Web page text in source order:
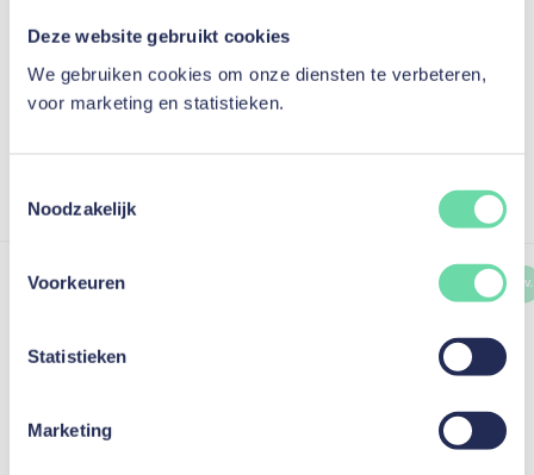
Deze website gebruikt cookies
We gebruiken cookies om onze diensten te verbeteren,
voor marketing en statistieken.
Noodzakelijk
Voorkeuren
Statistieken
Marketing
4,7 /5
G. V.